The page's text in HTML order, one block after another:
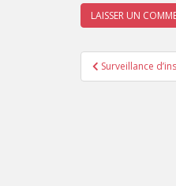
de
Surveillance